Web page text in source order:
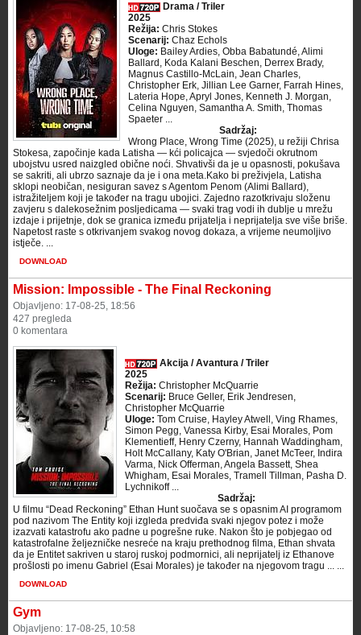
Drama / Triler
2025
Režija: Chris Stokes
Scenarij: Chaz Echols
Uloge: Bailey Ardies, Obba Babatundé, Alimi
Ballard, Koda Kalani Beschen, Derrex Brady,
Magnus Castillo-McLain, Jean Charles,
Christopher Erk, Jillian Lee Garner, Farrah Hines,
Lateria Hope, Apryl Jones, Kenneth J. Morgan,
Celina Nguyen, Samantha A. Smith, Thomas
Spaeter ...
Sadržaj:
Wrong Place, Wrong Time (2025), u režiji Chrisa
Stokesa, započinje kada Latisha — kći policajca — svjedoči okrutnom
ubojstvu usred naizgled obične noći. Shvativši da je u opasnosti, pokušava
se sakriti, ali ubrzo saznaje da je i ona meta.Kako bi preživjela, Latisha
sklopi neobičan, nesiguran savez s Agentom Penom (Alimi Ballard),
istražiteljem koji je također na tragu ubojici. Zajedno razotkrivaju složenu
zavjeru s dalekosežnim posljedicama — svaki trag vodi ih dublje u mrežu
izdaje i prijetnje, dok se granica između prijatelja i neprijatelja sve više briše.
Napetost raste s otkrivanjem svakog novog dokaza, a vrijeme neumoljivo
istječe. ...
DOWNLOAD
Mission: Impossible - The Final Reckoning
Objavljeno: 17-08-25, 18:56
427 pregleda
0 komentara
Akcija / Avantura / Triler
2025
Režija: Christopher McQuarrie
Scenarij: Bruce Geller, Erik Jendresen,
Christopher McQuarrie
Uloge: Tom Cruise, Hayley Atwell, Ving Rhames,
Simon Pegg, Vanessa Kirby, Esai Morales, Pom
Klementieff, Henry Czerny, Hannah Waddingham,
Holt McCallany, Katy O'Brian, Janet McTeer, Indira
Varma, Nick Offerman, Angela Bassett, Shea
Whigham, Esai Morales, Tramell Tillman, Pasha D.
Lychnikoff ...
Sadržaj:
U filmu “Dead Reckoning” Ethan Hunt suočava se s opasnim AI programom
pod nazivom The Entity koji izgleda predviđa svaki njegov potez i može
izazvati katastrofu ako padne u pogrešne ruke. Nakon što je pobjegao od
katastrofalne željezničke nesreće na kraju prethodnog filma, Ethan shvata
da je Entitet sakriven u staroj ruskoj podmornici, ali neprijatelj iz Ethanove
prošlosti po imenu Gabriel (Esai Morales) je također na njegovom tragu ... ...
DOWNLOAD
Gym
Objavljeno: 17-08-25, 10:58